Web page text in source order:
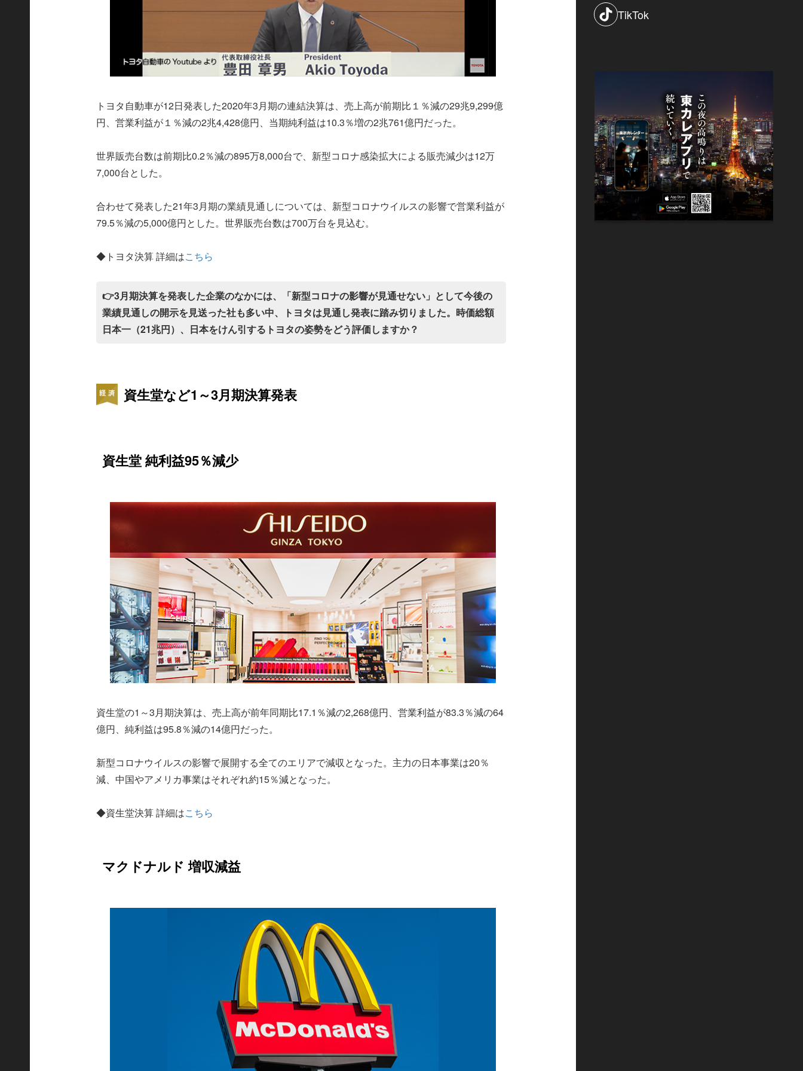
トヨタ自動車が12日発表した2020年3月期の連結決算は、売上高が前期比１％減の29兆9,299億
円、営業利益が１％減の2兆4,428億円、当期純利益は10.3％増の2兆761億円だった。
世界販売台数は前期比0.2％減の895万8,000台で、新型コロナ感染拡大による販売減少は12万
7,000台とした。
合わせて発表した21年3月期の業績見通しについては、新型コロナウイルスの影響で営業利益が
79.5％減の5,000億円とした。世界販売台数は700万台を見込む。
◆トヨタ決算 詳細はこちら
👉3月期決算を発表した企業のなかには、「新型コロナの影響が見通せない」として今後の
業績見通しの開示を見送った社も多い中、トヨタは見通し発表に踏み切りました。時価総額
日本一（21兆円）、日本をけん引するトヨタの姿勢をどう評価しますか？
資生堂など1～3月期決算発表
資生堂 純利益95％減少
資生堂の1～3月期決算は、売上高が前年同期比17.1％減の2,268億円、営業利益が83.3％減の64
億円、純利益は95.8％減の14億円だった。
新型コロナウイルスの影響で展開する全てのエリアで減収となった。主力の日本事業は20％
減、中国やアメリカ事業はそれぞれ約15％減となった。
◆資生堂決算 詳細はこちら
マクドナルド 増収減益
TikTok